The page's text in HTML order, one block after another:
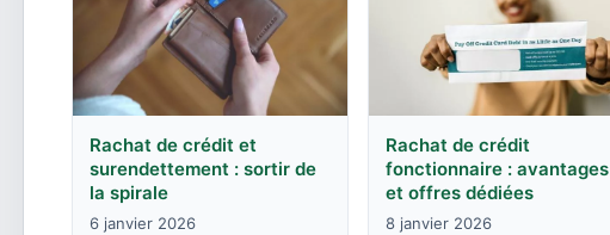
Rachat de crédit et
surendettement : sortir de
la spirale
6 janvier 2026
Rachat de crédit
fonctionnaire : avantages
et offres dédiées
8 janvier 2026